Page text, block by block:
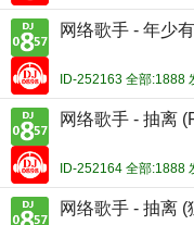
网络歌手 - 年少
ID-252163 全部:1888
网络歌手 - 抽离
ID-252164 全部:1888
网络歌手 - 抽离